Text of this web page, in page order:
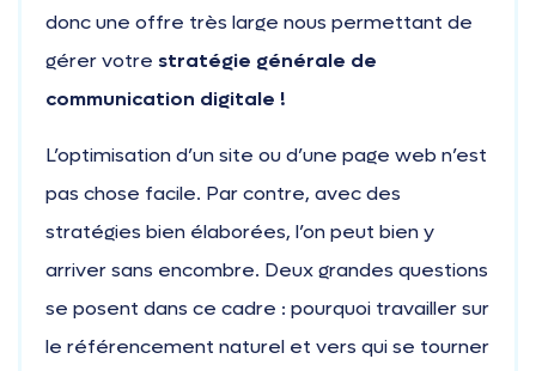
donc une offre très large nous permettant de
gérer votre stratégie générale de
communication digitale !
L’optimisation d’un site ou d’une page web n’est
pas chose facile. Par contre, avec des
stratégies bien élaborées, l’on peut bien y
arriver sans encombre. Deux grandes questions
se posent dans ce cadre : pourquoi travailler sur
le référencement naturel et vers qui se tourner